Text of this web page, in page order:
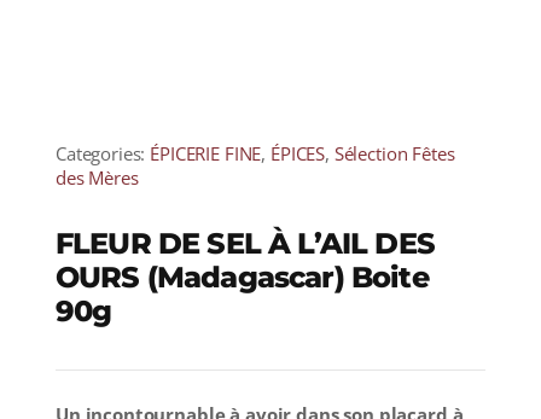
Categories: ÉPICERIE FINE, ÉPICES, Sélection Fêtes
des Mères
FLEUR DE SEL À L’AIL DES
OURS (Madagascar) Boite
90g
Un incontournable à avoir dans son placard à